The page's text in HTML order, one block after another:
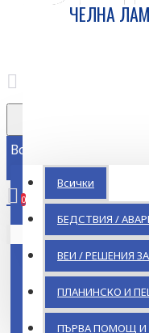
Всички
Всички
БЕДСТВИЯ /
ВЕИ / РЕШЕНИЯ
ПЛАНИНСКО И
ПЪРВА ПОМОЩ И
0
Кошницата ви е
ЧЕЛНА